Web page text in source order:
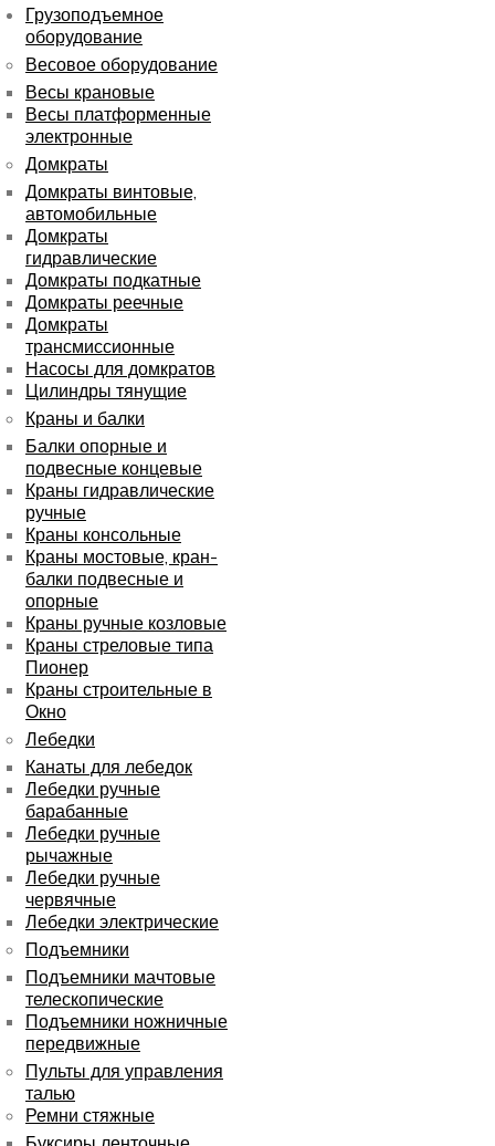
Грузоподъемное
оборудование
Весовое оборудование
Весы крановые
Весы платформенные
электронные
Домкраты
Домкраты винтовые,
автомобильные
Домкраты
гидравлические
Домкраты подкатные
Домкраты реечные
Домкраты
трансмиссионные
Насосы для домкратов
Цилиндры тянущие
Краны и балки
Балки опорные и
подвесные концевые
Краны гидравлические
ручные
Краны консольные
Краны мостовые, кран-
балки подвесные и
опорные
Краны ручные козловые
Краны стреловые типа
Пионер
Краны строительные в
Окно
Лебедки
Канаты для лебедок
Лебедки ручные
барабанные
Лебедки ручные
рычажные
Лебедки ручные
червячные
Лебедки электрические
Подъемники
Подъемники мачтовые
телескопические
Подъемники ножничные
передвижные
Пульты для управления
талью
Ремни стяжные